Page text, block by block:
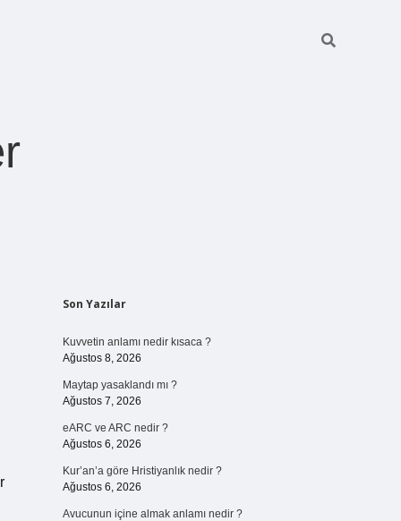
Sidebar
Son Yazılar
Kuvvetin anlamı nedir kısaca ?
Ağustos 8, 2026
Maytap yasaklandı mı ?
Ağustos 7, 2026
eARC ve ARC nedir ?
Ağustos 6, 2026
Kur’an’a göre Hristiyanlık nedir ?
Ağustos 6, 2026
Avucunun içine almak anlamı nedir ?